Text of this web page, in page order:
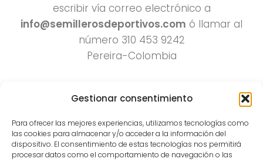
Gestionar consentimiento
Para ofrecer las mejores experiencias, utilizamos tecnologías como
las cookies para almacenar y/o acceder a la información del
dispositivo. El consentimiento de estas tecnologías nos permitirá
procesar datos como el comportamiento de navegación o las
escribir vía correo electrónico a
info@semillerosdeportivos.com ó llamar al
número 310 453 9242
Pereira-Colombia